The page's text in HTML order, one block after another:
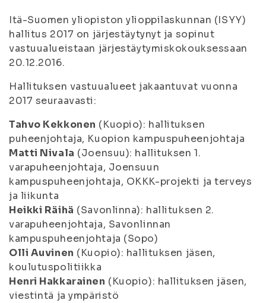
Itä-Suomen yliopiston ylioppilaskunnan (ISYY)
hallitus 2017 on järjestäytynyt ja sopinut
vastuualueistaan järjestäytymiskokouksessaan
20.12.2016.
Hallituksen vastuualueet jakaantuvat vuonna
2017 seuraavasti:
Tahvo Kekkonen (Kuopio): hallituksen
puheenjohtaja, Kuopion kampuspuheenjohtaja
Matti Nivala (Joensuu): hallituksen 1.
varapuheenjohtaja, Joensuun
kampuspuheenjohtaja, OKKK-projekti ja terveys
ja liikunta
Heikki Räihä (Savonlinna): hallituksen 2.
varapuheenjohtaja, Savonlinnan
kampuspuheenjohtaja (Sopo)
Olli Auvinen (Kuopio): hallituksen jäsen,
koulutuspolitiikka
Henri Hakkarainen (Kuopio): hallituksen jäsen,
viestintä ja ympäristö